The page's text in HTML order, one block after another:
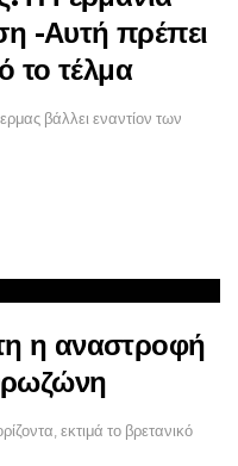
-Αυτή πρέπει
το τέλμα
βάλλει εναντίον των
η αναστροφή
εκτιμά το βρετανικό